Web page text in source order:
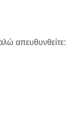
απευθυνθείτε: